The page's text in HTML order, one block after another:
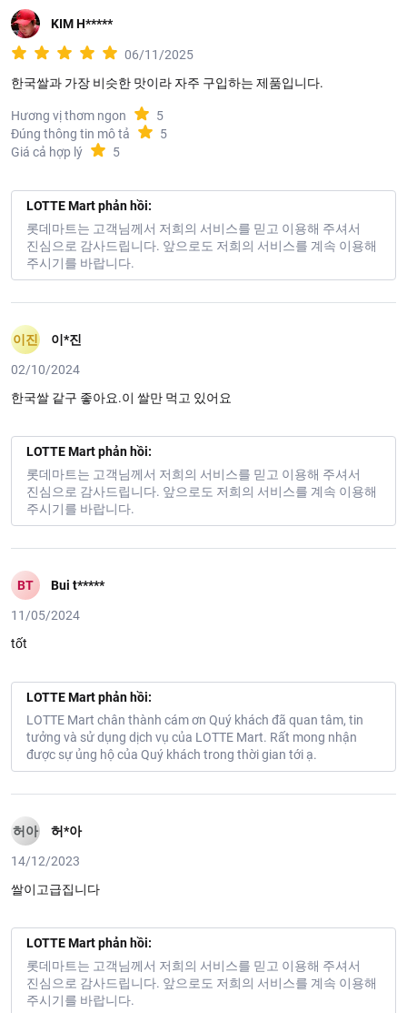
KIM H*****
06/11/2025
한국쌀과 가장 비슷한 맛이라 자주 구입하는 제품입니다.
Hương vị thơm ngon
5
Đúng thông tin mô tả
5
Giá cả hợp lý
5
LOTTE Mart phản hồi:
롯데마트는 고객님께서 저희의 서비스를 믿고 이용해 주셔서
진심으로 감사드립니다. 앞으로도 저희의 서비스를 계속 이용해
주시기를 바랍니다.
이진 이*진
02/10/2024
한국쌀 같구 좋아요.이 쌀만 먹고 있어요
LOTTE Mart phản hồi:
롯데마트는 고객님께서 저희의 서비스를 믿고 이용해 주셔서
진심으로 감사드립니다. 앞으로도 저희의 서비스를 계속 이용해
주시기를 바랍니다.
BT Bui t*****
11/05/2024
tốt
LOTTE Mart phản hồi:
LOTTE Mart chân thành cám ơn Quý khách đã quan tâm, tin
tưởng và sử dụng dịch vụ của LOTTE Mart. Rất mong nhận
được sự ủng hộ của Quý khách trong thời gian tới ạ.
허아 허*아
14/12/2023
쌀이고급집니다
LOTTE Mart phản hồi:
롯데마트는 고객님께서 저희의 서비스를 믿고 이용해 주셔서
진심으로 감사드립니다. 앞으로도 저희의 서비스를 계속 이용해
주시기를 바랍니다.